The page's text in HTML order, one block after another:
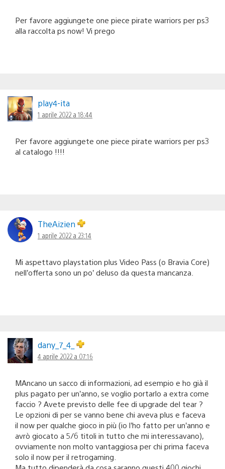
Per favore aggiungete one piece pirate warriors per ps3
alla raccolta ps now! Vi prego
play4-ita
1 aprile 2022 a 18:44
Per favore aggiungete one piece pirate warriors per ps3
al catalogo !!!!
TheAizien
1 aprile 2022 a 23:14
Mi aspettavo playstation plus Video Pass (o Bravia Core)
nell’offerta sono un po’ deluso da questa mancanza.
dany_7_4_
4 aprile 2022 a 07:16
MAncano un sacco di informazioni, ad esempio e ho già il
plus pagato per un’anno, se voglio portarlo a extra come
faccio ? Avete previsto delle fee di upgrade del tear ?
Le opzioni di per se vanno bene chi aveva plus e faceva
il now per qualche gioco in più (io l’ho fatto per un’anno e
avrò giocato a 5/6 titoli in tutto che mi interessavano),
ovviamente non molto vantaggiosa per chi prima faceva
solo il now per il retrogaming.